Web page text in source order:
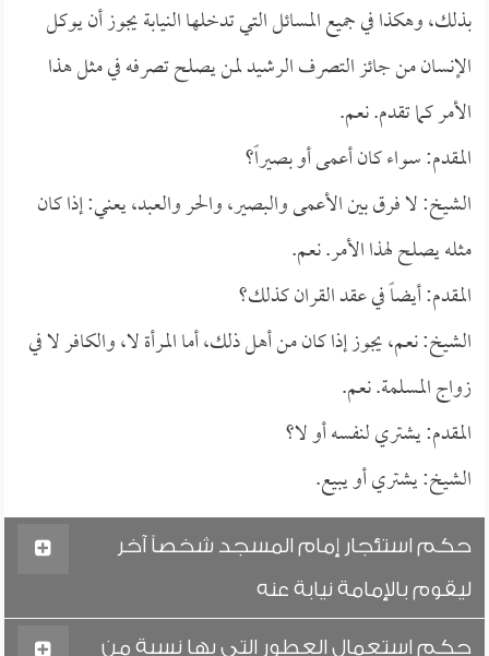
بذلك، وهكذا في جميع المسائل التي تدخلها النيابة يجوز أن يوكل
الإنسان من جائز التصرف الرشيد لمن يصلح تصرفه في مثل هذا
الأمر كما تقدم. نعم.
المقدم: سواء كان أعمى أو بصيراً؟
الشيخ: لا فرق بين الأعمى والبصير، والحر والعبد، يعني: إذا كان
مثله يصلح لهذا الأمر. نعم.
المقدم: أيضاً في عقد القران كذلك؟
الشيخ: نعم، يجوز إذا كان من أهل ذلك، أما المرأة لا، والكافر لا في
زواج المسلمة. نعم.
المقدم: يشتري لنفسه أو لا؟
الشيخ: يشتري أو يبيع.
حكم استئجار إمام المسجد شخصاً آخر
ليقوم بالإمامة نيابة عنه
حكم استعمال العطور التي بها نسبة من